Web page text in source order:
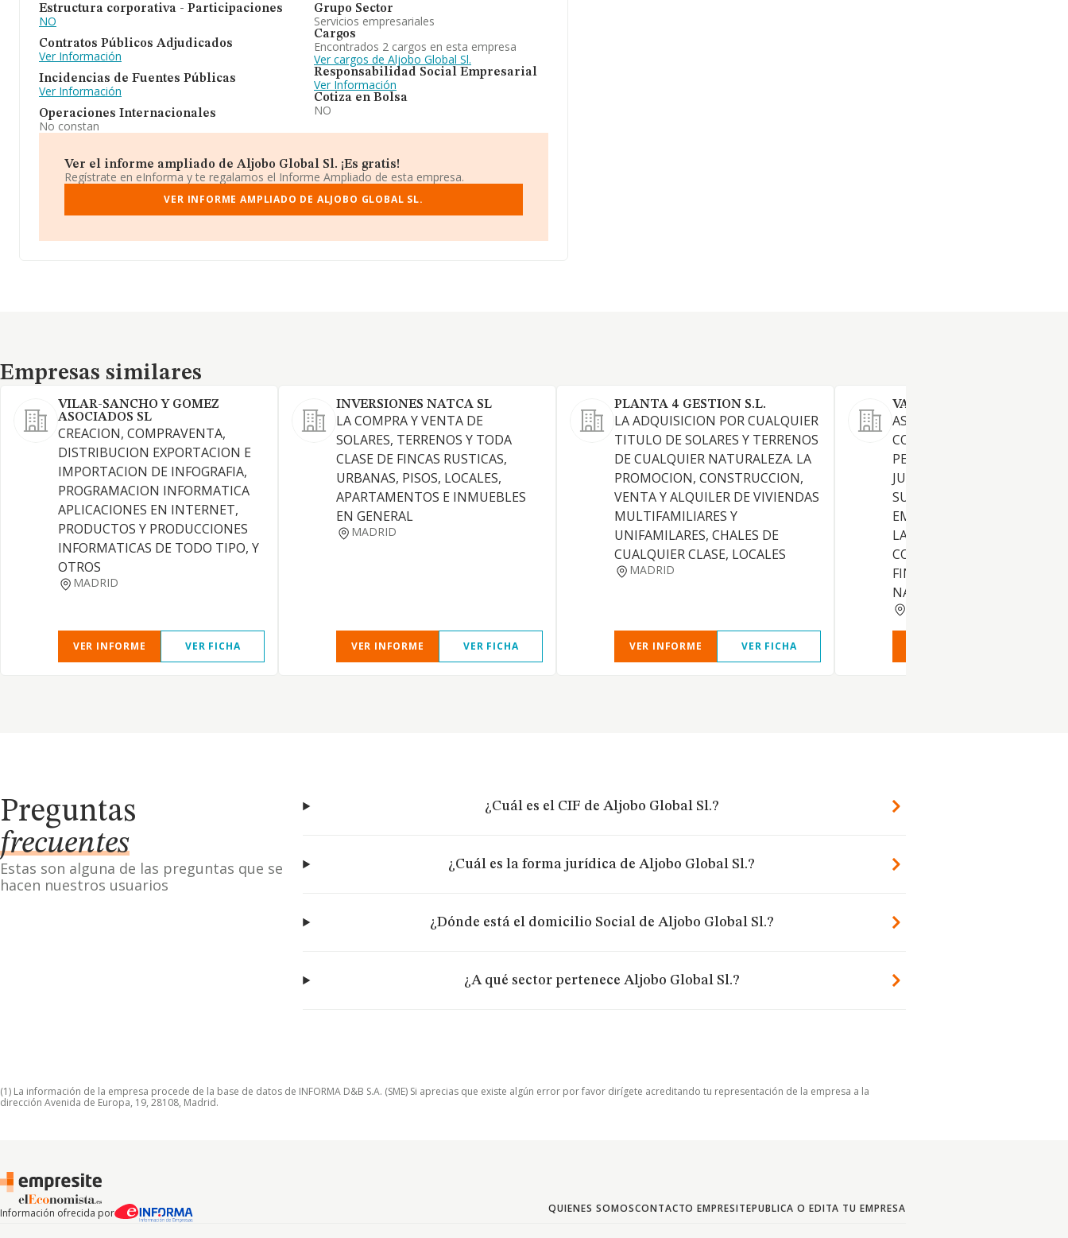
Estructura corporativa - Participaciones
NO
Contratos Públicos Adjudicados
Ver Información
Incidencias de Fuentes Públicas
Ver Información
Operaciones Internacionales
No constan
Grupo Sector
Servicios empresariales
Cargos
Encontrados 2 cargos en esta empresa
Ver cargos de Aljobo Global Sl.
Responsabilidad Social Empresarial
Ver Información
Cotiza en Bolsa
NO
Ver el informe ampliado de Aljobo Global Sl. ¡Es gratis!
Regístrate en eInforma y te regalamos el Informe Ampliado de esta empresa.
VER INFORME AMPLIADO DE ALJOBO GLOBAL SL.
Empresas similares
Empresas similares
VILAR-SANCHO Y GOMEZ
ASOCIADOS SL
CREACION, COMPRAVENTA,
DISTRIBUCION EXPORTACION E
IMPORTACION DE INFOGRAFIA,
PROGRAMACION INFORMATICA
APLICACIONES EN INTERNET,
PRODUCTOS Y PRODUCCIONES
INFORMATICAS DE TODO TIPO, Y
OTROS
MADRID
VER INFORME VER FICHA
INVERSIONES NATCA SL
LA COMPRA Y VENTA DE
SOLARES, TERRENOS Y TODA
CLASE DE FINCAS RUSTICAS,
URBANAS, PISOS, LOCALES,
APARTAMENTOS E INMUEBLES
EN GENERAL
MADRID
VER INFORME VER FICHA
PLANTA 4 GESTION S.L.
LA ADQUISICION POR CUALQUIER
TITULO DE SOLARES Y TERRENOS
DE CUALQUIER NATURALEZA. LA
PROMOCION, CONSTRUCCION,
VENTA Y ALQUILER DE VIVIENDAS
MULTIFAMILIARES Y
UNIFAMILARES, CHALES DE
CUALQUIER CLASE, LOCALES
MADRID
VER INFORME VER FICHA
VALCRISMA SL
ASESORAMIENTO Y
CONSULTORIA TANTO DE
PERSONAS FISICAS COMO
JURIDICAS, CUALQUIERA
SU FORMA U
EMPRESARIAL O NO, EN
LAS MATERIAS
CON EL AMBITO
FINANCIERO O DE ANALOGA
NATU
Preguntas
frecuentes
Estas son alguna de las preguntas que se
hacen nuestros usuarios
¿Cuál es el CIF de Aljobo Global Sl.?
¿Cuál es la forma jurídica de Aljobo Global Sl.?
¿Dónde está el domicilio Social de Aljobo Global Sl.?
¿A qué sector pertenece Aljobo Global Sl.?
(1) La información de la empresa procede de la base de datos de INFORMA D&B S.A. (SME) Si aprecias que existe algún error por favor dirígete acreditando tu representación de la empresa a la
dirección Avenida de Europa, 19, 28108, Madrid.
Información ofrecida por QUIENES SOMOSCONTACTO EMPRESITEPUBLICA O EDITA TU EMPRESA